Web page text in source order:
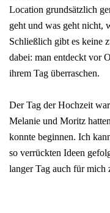
Location grundsätzlich
geht und was geht nicht,
Schließlich gibt es keine
dabei: man entdeckt vor
ihrem Tag überraschen.
Der Tag der Hochzeit
Melanie und Moritz
konnte beginnen. Ich
so verrückten Ideen
langer Tag auch für mich